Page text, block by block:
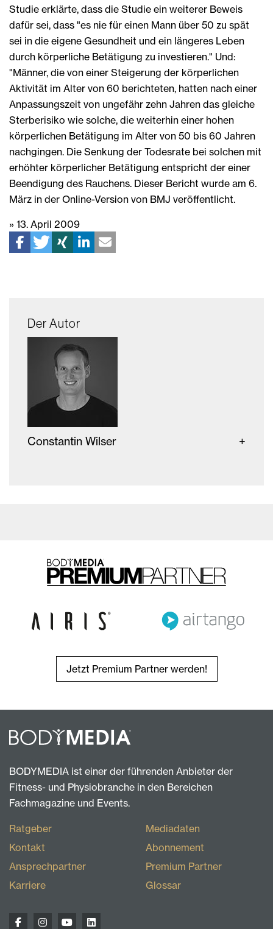
Studie erklärte, dass die Studie ein weiterer Beweis
dafür sei, dass "es nie für einen Mann über 50 zu spät
sei in die eigene Gesundheit und ein längeres Leben
durch körperliche Betätigung zu investieren." Und:
"Männer, die von einer Steigerung der körperlichen
Aktivität im Alter von 60 berichteten, hatten nach einer
Anpassungszeit von ungefähr zehn Jahren das gleiche
Sterberisiko wie solche, die weiterhin einer hohen
körperlichen Betätigung im Alter von 50 bis 60 Jahren
nachgingen. Die Senkung der Todesrate bei solchen mit
erhöhter körperlicher Betätigung entspricht der einer
Beendigung des Rauchens. Dieser Bericht wurde am 6.
März in der Online-Version von BMJ veröffentlicht.
» 13. April 2009
Der Autor
Constantin Wilser
Jetzt Premium Partner werden!
BODYMEDIA ist einer der führenden Anbieter der
Fitness- und Physiobranche in den Bereichen
Fachmagazine und Events.
Ratgeber
Kontakt
Ansprechpartner
Karriere
Mediadaten
Abonnement
Premium Partner
Glossar